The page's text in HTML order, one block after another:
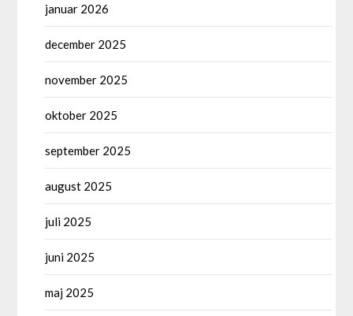
januar 2026
december 2025
november 2025
oktober 2025
september 2025
august 2025
juli 2025
juni 2025
maj 2025